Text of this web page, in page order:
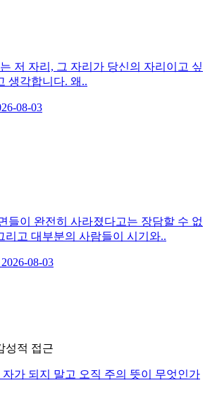
저 자리, 그 자리가 당신의 자리이고 싶
생각합니다. 왜..
08-03
들이 완전히 사라졌다고는 장담할 수 없
리고 대부분의 사람들이 시기와..
08-03
성적 접근
가 되지 말고 오직 주의 뜻이 무엇인가